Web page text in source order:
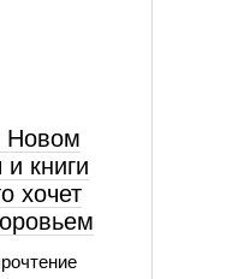
Новом
и книги
хочет